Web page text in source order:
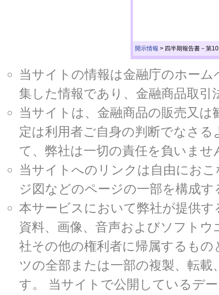
開示情報 > 四半期報告書－第
当サイトの情報は金融庁のホー
集した情報であり、金融商品取
当サイトは、金融商品の販売又
定は利用者ご自身の判断でなさ
て、弊社は一切の責任を負いませ
当サイトへのリンクは自由にお
ジ図などのページの一部を構成
本サービスにおいて弊社が提供
資料、画像、音声およびソフト
社その他の権利者に帰属するも
ツの全部または一部の複製、転
す。 当サイトで公開しているデ